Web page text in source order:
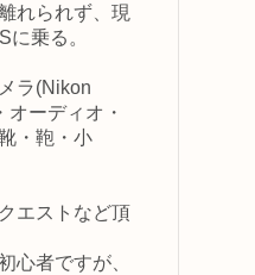
れられず、現
乗る。
ラ(Nikon
ーディオ・
・鞄・小
エストなど頂
心者ですが、